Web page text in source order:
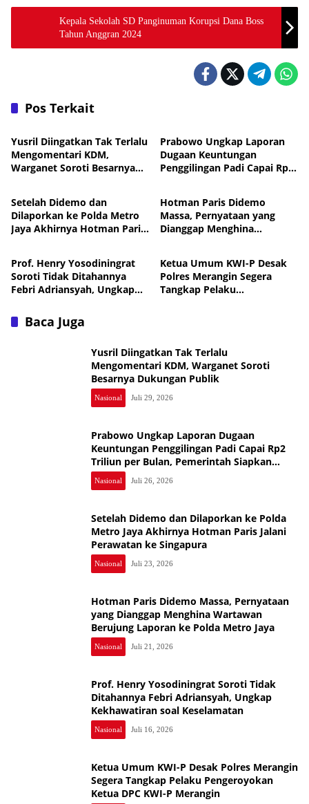
Kepala Sekolah SD Panginuman Korupsi Dana Boss
Tahun Anggran 2024
Pos Terkait
Nasional
Yusril Diingatkan Tak Terlalu
Mengomentari KDM,
Warganet Soroti Besarnya
Prabowo Ungkap Laporan
Dugaan Keuntungan
Penggilingan Padi Capai Rp2
Penertiban
Nasional
Setelah Didemo dan
Dilaporkan ke Polda Metro
Jaya Akhirnya Hotman Paris
Nasional
Hotman Paris Didemo
Massa, Pernyataan yang
Dianggap Menghina
Nasional
Prof. Henry Yosodiningrat
Soroti Tidak Ditahannya
Febri Adriansyah, Ungkap
Keselamatan
Nasional
Ketua Umum KWI-P Desak
Polres Merangin Segera
Tangkap Pelaku
Baca Juga
Yusril Diingatkan Tak Terlalu
Mengomentari KDM, Warganet Soroti
Besarnya Dukungan Publik
Nasional Juli 29, 2026
Prabowo Ungkap Laporan Dugaan
Keuntungan Penggilingan Padi Capai Rp2
Triliun per Bulan, Pemerintah Siapkan
Penertiban
Nasional Juli 26, 2026
Setelah Didemo dan Dilaporkan ke Polda
Metro Jaya Akhirnya Hotman Paris Jalani
Perawatan ke Singapura
Nasional Juli 23, 2026
Hotman Paris Didemo Massa, Pernyataan
yang Dianggap Menghina Wartawan
Berujung Laporan ke Polda Metro Jaya
Nasional Juli 21, 2026
Prof. Henry Yosodiningrat Soroti Tidak
Ditahannya Febri Adriansyah, Ungkap
Kekhawatiran soal Keselamatan
Nasional Juli 16, 2026
Ketua Umum KWI-P Desak Polres Merangin
Segera Tangkap Pelaku Pengeroyokan
Ketua DPC KWI-P Merangin